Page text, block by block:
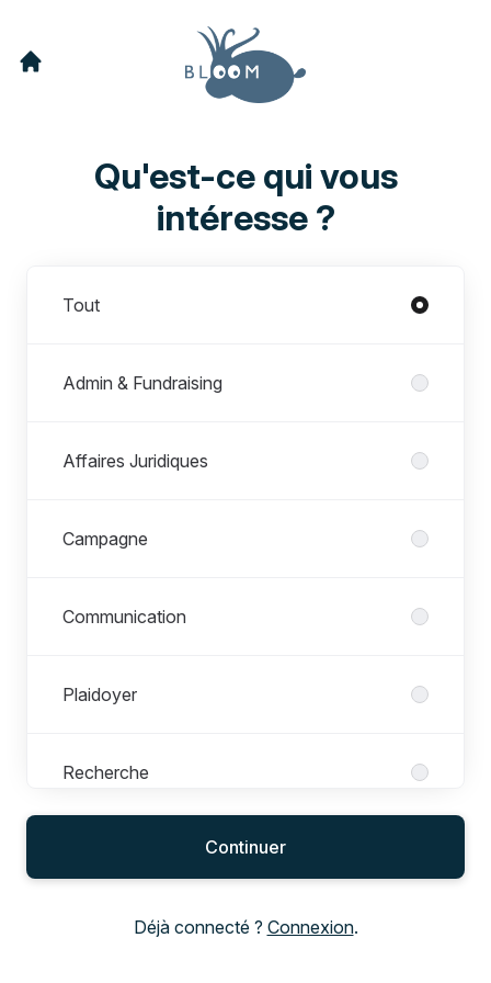
Qu'est-ce qui vous
intéresse ?
Tout
Admin & Fundraising
Affaires Juridiques
Campagne
Communication
Plaidoyer
Recherche
Continuer
Déjà connecté ? Connexion.